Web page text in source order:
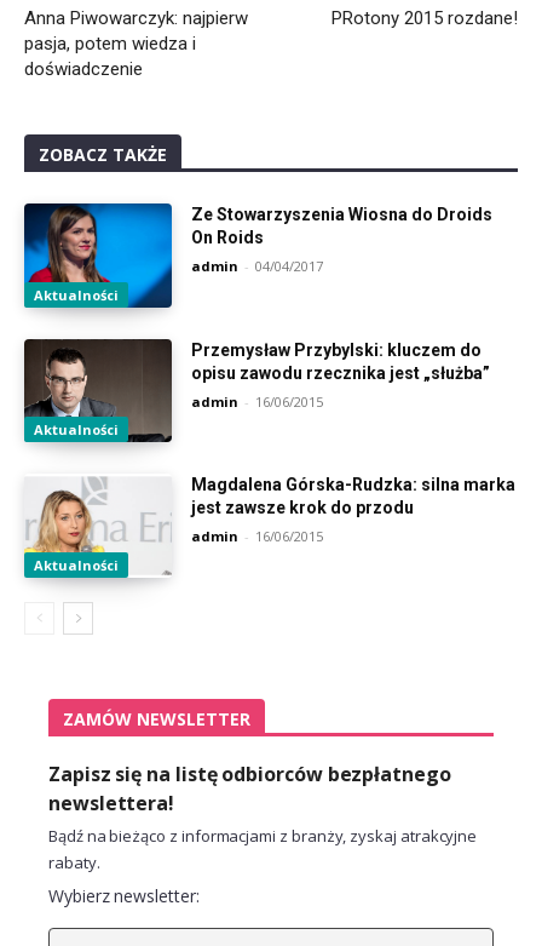
Anna Piwowarczyk: najpierw
pasja, potem wiedza i
doświadczenie
PRotony 2015 rozdane!
ZOBACZ TAKŻE
Aktualności
Ze Stowarzyszenia Wiosna do Droids
On Roids
admin - 04/04/2017
Aktualności
Przemysław Przybylski: kluczem do
opisu zawodu rzecznika jest „służba”
admin - 16/06/2015
Aktualności
Magdalena Górska-Rudzka: silna marka
jest zawsze krok do przodu
admin - 16/06/2015
ZAMÓW NEWSLETTER
Zapisz się na listę odbiorców bezpłatnego
newslettera!
Bądź na bieżąco z informacjami z branży, zyskaj atrakcyjne
rabaty.
Wybierz newsletter: